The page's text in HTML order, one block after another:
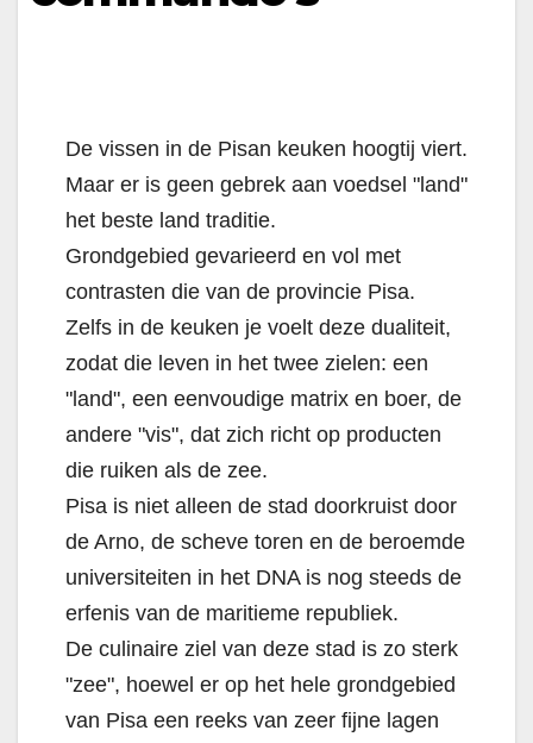
De vissen in de Pisan keuken hoogtij viert.
Maar er is geen gebrek aan voedsel "land"
het beste land traditie.
Grondgebied gevarieerd en vol met
contrasten die van de provincie Pisa.
Zelfs in de keuken je voelt deze dualiteit,
zodat die leven in het twee zielen: een
"land", een eenvoudige matrix en boer, de
andere "vis", dat zich richt op producten
die ruiken als de zee.
Pisa is niet alleen de stad doorkruist door
de Arno, de scheve toren en de beroemde
universiteiten in het DNA is nog steeds de
erfenis van de maritieme republiek.
De culinaire ziel van deze stad is zo sterk
"zee", hoewel er op het hele grondgebied
van Pisa een reeks van zeer fijne lagen